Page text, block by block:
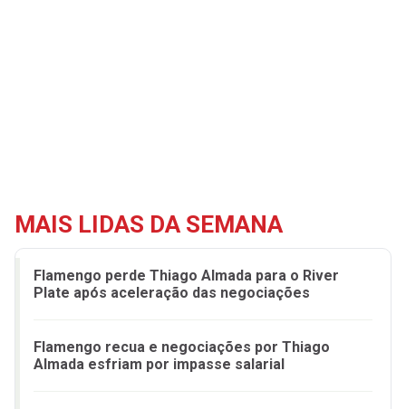
MAIS LIDAS DA SEMANA
Flamengo perde Thiago Almada para o River
Plate após aceleração das negociações
Flamengo recua e negociações por Thiago
Almada esfriam por impasse salarial